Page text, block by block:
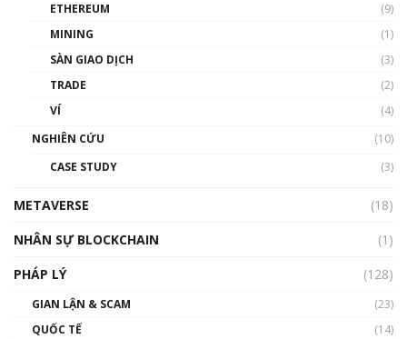
thống & Crypto qua các cuộc chiến | Phổ cập
01:32:59
gió ấm
ETHEREUM
(9)
MINING
(1)
SÀN GIAO DỊCH
(3)
TRADE
(2)
VÍ
(4)
NGHIÊN CỨU
(10)
CASE STUDY
(3)
METAVERSE
(18)
NHÂN SỰ BLOCKCHAIN
(1)
PHÁP LÝ
(128)
GIAN LẬN & SCAM
(23)
QUỐC TẾ
(14)